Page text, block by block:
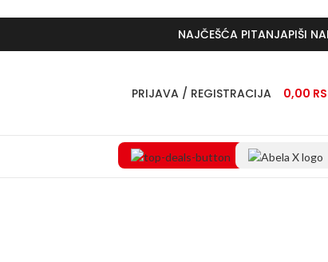
NAJČEŠĆA PITANJAPIŠI
PRIJAVA / REGISTRACIJA 0,00